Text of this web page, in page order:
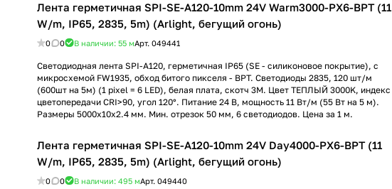
Лента герметичная SPI-SE-A120-10mm 24V Warm3000-PX6-BPT (11
W/m, IP65, 2835, 5m) (Arlight, бегущий огонь)
0 0 В наличии: 55 мАрт. 049441
Светодиодная лента SPI-A120, герметичная IP65 (SE - силиконовое покрытие), с
микросхемой FW1935, обход битого пикселя - BPT. Светодиоды 2835, 120 шт/м
(600шт на 5м) (1 pixel = 6 LED), белая плата, скотч 3М. Цвет ТЕПЛЫЙ 3000K, индекс
цветопередачи CRI>90, угол 120°. Питание 24 В, мощность 11 Вт/м (55 Вт на 5 м).
Размеры 5000x10x2.4 мм. Мин. отрезок 50 мм, 6 светодиодов. Цена за 1 м.
Лента герметичная SPI-SE-A120-10mm 24V Day4000-PX6-BPT (11
W/m, IP65, 2835, 5m) (Arlight, бегущий огонь)
0 0 В наличии: 495 мАрт. 049440